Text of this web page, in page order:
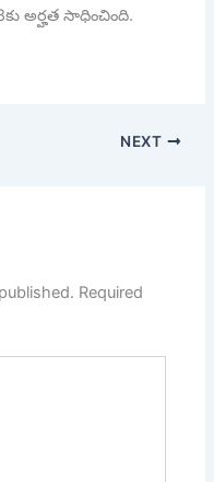
అర్హత సాధించింది.
NEXT
Required